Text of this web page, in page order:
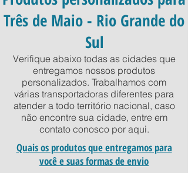
Três de Maio - Rio Grande do
Sul
Verifique abaixo todas as cidades que
entregamos nossos produtos
personalizados. Trabalhamos com
várias transportadoras diferentes para
atender a todo território nacional, caso
não encontre sua cidade, entre em
contato conosco por aqui.
Quais os produtos que entregamos para
você e suas formas de envio